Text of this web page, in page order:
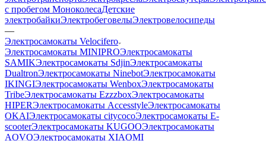
с пробегом МоноколесаДетские
электробайкиЭлектробеговелыЭлектровелосипеды
—
Электросамокаты Velocifero
Электросамокаты MINIPROЭлектросамокаты
SAMIKЭлектросамокаты SdjinЭлектросамокаты
DualtronЭлектросамокаты NinebotЭлектросамокаты
IKINGIЭлектросамокаты WenboxЭлектросамокаты
TribeЭлектросамокаты EzzzboxЭлектросамокаты
HIPERЭлектросамокаты AccesstyleЭлектросамокаты
OKAIЭлектросамокаты сitycоcoЭлектросамокаты E-
scooterЭлектросамокаты KUGOOЭлектросамокаты
AOVOЭлектросамокаты XIAOMI